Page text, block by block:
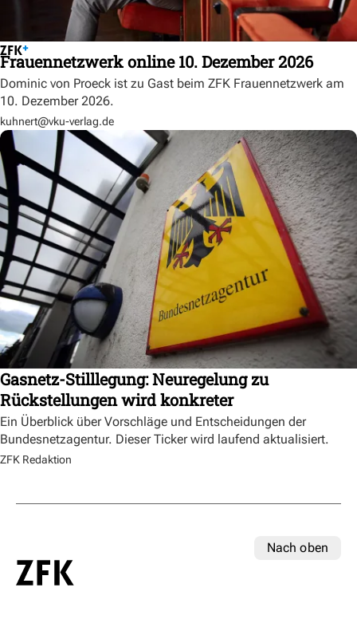
Frauennetzwerk online 10. Dezember 2026
Dominic von Proeck ist zu Gast beim ZFK Frauennetzwerk am
10. Dezember 2026.
kuhnert@vku-verlag.de
Gasnetz-Stilllegung: Neuregelung zu
Rückstellungen wird konkreter
Ein Überblick über Vorschläge und Entscheidungen der
Bundesnetzagentur. Dieser Ticker wird laufend aktualisiert.
ZFK Redaktion
Nach oben